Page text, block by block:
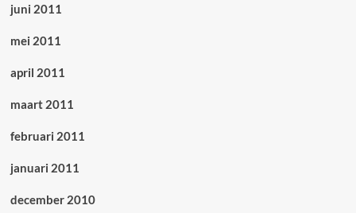
juni 2011
mei 2011
april 2011
maart 2011
februari 2011
januari 2011
december 2010